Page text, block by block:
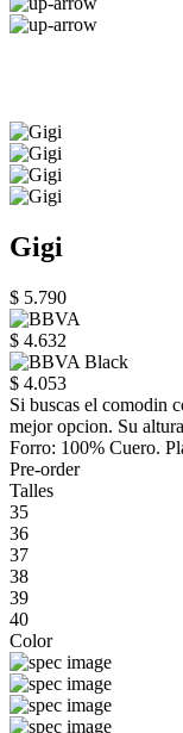
Gigi
$ 5.790
$ 4.632
$ 4.053
Si buscas el comodin
mejor opcion. Su
Forro: 100% Cuero.
Pre-order
Talles
35
36
37
38
39
40
Color